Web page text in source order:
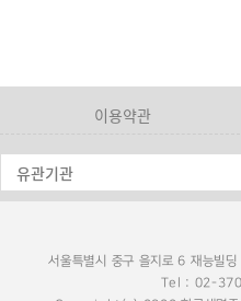
이용약관
서울특별시 중구 을지로 6 재능빌
Tel : 02-